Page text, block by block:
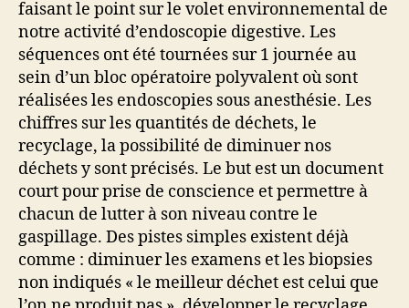
faisant le point sur le volet environnemental de
notre activité d’endoscopie digestive. Les
séquences ont été tournées sur 1 journée au
sein d’un bloc opératoire polyvalent où sont
réalisées les endoscopies sous anesthésie. Les
chiffres sur les quantités de déchets, le
recyclage, la possibilité de diminuer nos
déchets y sont précisés. Le but est un document
court pour prise de conscience et permettre à
chacun de lutter à son niveau contre le
gaspillage. Des pistes simples existent déjà
comme : diminuer les examens et les biopsies
non indiqués « le meilleur déchet est celui que